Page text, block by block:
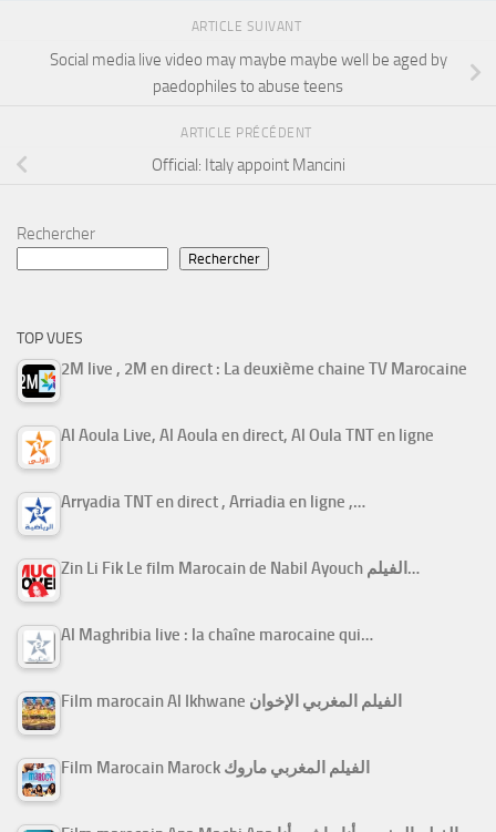
ARTICLE SUIVANT
Social media live video may maybe maybe well be aged by
paedophiles to abuse teens
ARTICLE PRÉCÉDENT
Official: Italy appoint Mancini
Rechercher
Rechercher
TOP VUES
2M live , 2M en direct : La deuxième chaine TV Marocaine
Al Aoula Live, Al Aoula en direct, Al Oula TNT en ligne
Arryadia TNT en direct , Arriadia en ligne ,…
Zin Li Fik Le film Marocain de Nabil Ayouch الفيلم…
Al Maghribia live : la chaîne marocaine qui…
Film marocain Al Ikhwane الفيلم المغربي الإخوان
Film Marocain Marock الفيلم المغربي ماروك